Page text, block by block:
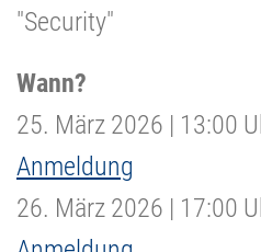
"Security"
Wann?
25. März 2026 | 13:00
Anmeldung
26. März 2026 | 17:00